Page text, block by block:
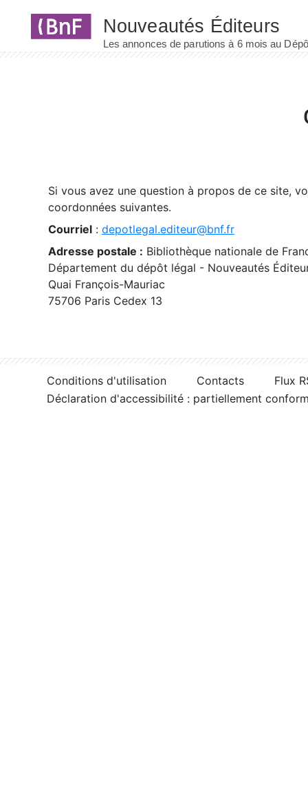
Si vous avez une question à propos de ce site,
coordonnées suivantes.
Courriel : depotlegal.editeur@bnf.fr
Adresse postale : Bibliothèque nationale de
Département du dépôt légal - Nouveautés
Quai François-Mauriac
75706 Paris Cedex 13
Conditions d'utilisation Contacts
Flux
Déclaration d'accessibilité : partiellement